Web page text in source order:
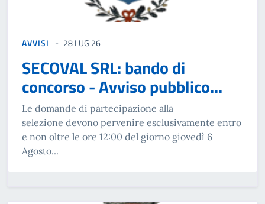
AVVISI 28 LUG 26
SECOVAL SRL: bando di
concorso - Avviso pubblico...
Le domande di partecipazione alla
selezione devono pervenire esclusivamente entro
e non oltre le ore 12:00 del giorno giovedì 6
Agosto...